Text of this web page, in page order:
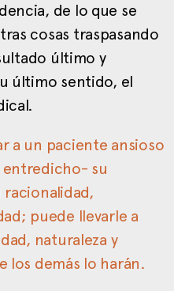
de lo que se
cosas traspasando
último y
último sentido, el
a un paciente ansioso
su
puede llevarle a
naturaleza y
los demás lo harán.